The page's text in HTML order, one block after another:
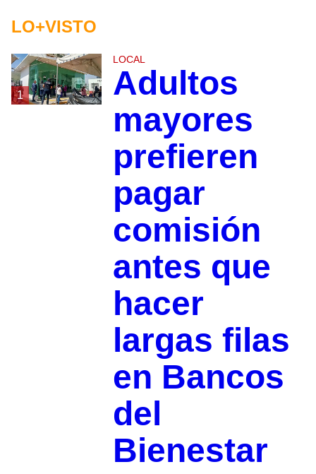
LO+VISTO
1
LOCAL
Adultos
mayores
prefieren
pagar
comisión
antes que
hacer
largas filas
en Bancos
del
Bienestar